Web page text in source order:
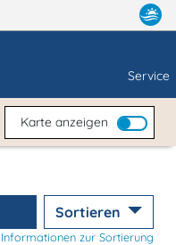
Service
Karte anzeigen
Sortieren
Informationen zur Sortierung